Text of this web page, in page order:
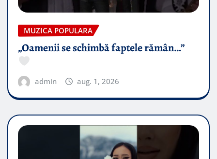
MUZICA POPULARA
„Oamenii se schimbă faptele rămân…”
admin aug. 1, 2026